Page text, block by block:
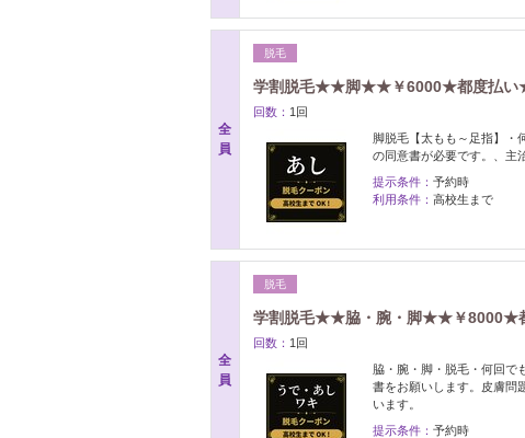
全
員
脱毛
学割脱毛★★脚★★￥6000★都度払い
回数： 1回
脚脱毛【太もも～足指】・
の同意書が必要です。、主
提示条件： 予約時
利用条件： 高校生まで
全
員
脱毛
学割脱毛★★脇・腕・脚★★￥8000★
回数： 1回
脇・腕・脚・脱毛・何回で
書をお願いします。皮膚問
います。
提示条件： 予約時